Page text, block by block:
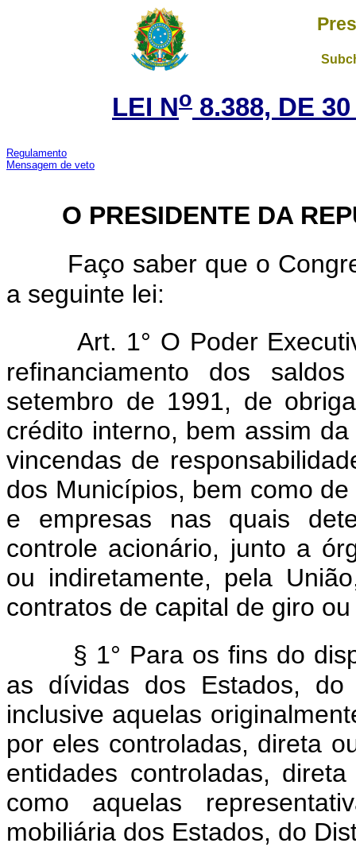
LEI No 8.388, DE
Regulamento
Mensagem de veto
O PRESIDENTE DA
Faço saber que o
a seguinte lei:
Art. 1° O Poder
refinanciamento dos
setembro de 1991, de
crédito interno, bem assim
vincendas de
dos Municípios, bem como
e empresas nas quais
controle acionário, junto a
ou indiretamente, pela
contratos de capital de giro
§ 1° Para os fins do
as dívidas dos Estados,
inclusive aquelas
por eles controladas, direta
entidades controladas,
como aquelas
mobiliária dos Estados, do